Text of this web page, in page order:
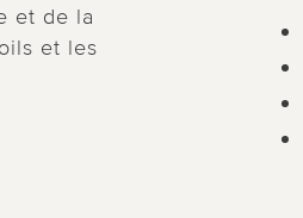
et de la
et les